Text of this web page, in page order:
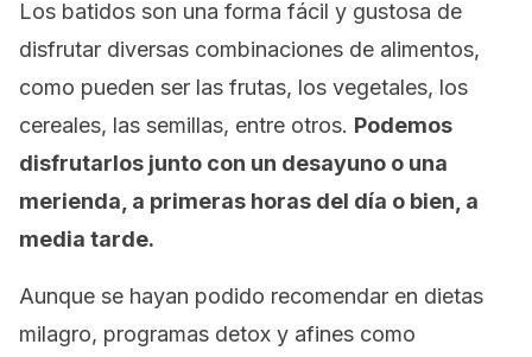
Los batidos son una forma fácil y gustosa de
disfrutar diversas combinaciones de alimentos,
como pueden ser las frutas, los vegetales, los
cereales, las semillas, entre otros. Podemos
disfrutarlos junto con un desayuno o una
merienda, a primeras horas del día o bien, a
media tarde.
Aunque se hayan podido recomendar en dietas
milagro, programas detox y afines como